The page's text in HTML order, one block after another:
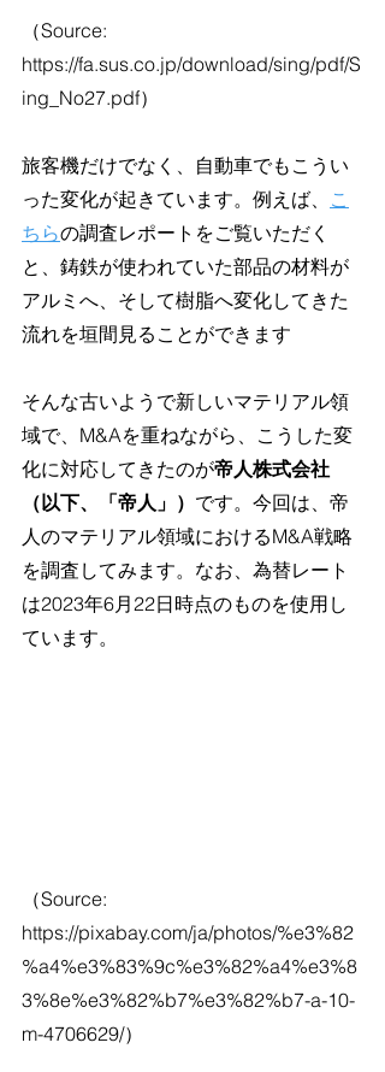
（Source:
https://fa.sus.co.jp/download/sing/pdf/S
ing_No27.pdf）
旅客機だけでなく、自動車でもこうい
った変化が起きています。例えば、 こ
ちらの調査レポートをご覧いただく
と、鋳鉄が使われていた部品の材料が
アルミへ、そして樹脂へ変化してきた
流れを垣間見ることができます
そんな古いようで新しいマテリアル領
域で、M&Aを重ねながら、こうした変
化に対応してきたのが帝人株式会社
（以下、「帝人」） です。今回は、帝
人のマテリアル領域におけるM&A戦略
を調査してみます。なお、為替レート
は2023年6月22日時点のものを使用し
ています。
（Source:
https://pixabay.com/ja/photos/%e3%82
%a4%e3%83%9c%e3%82%a4%e3%8
3%8e%e3%82%b7%e3%82%b7-a-10-
m-4706629/）